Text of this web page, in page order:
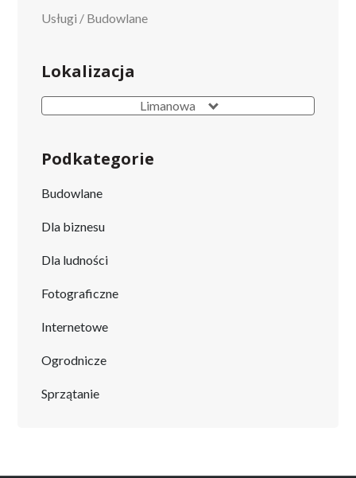
Usługi / Budowlane
Lokalizacja
Limanowa
Podkategorie
Budowlane
Dla biznesu
Dla ludności
Fotograficzne
Internetowe
Ogrodnicze
Sprzątanie